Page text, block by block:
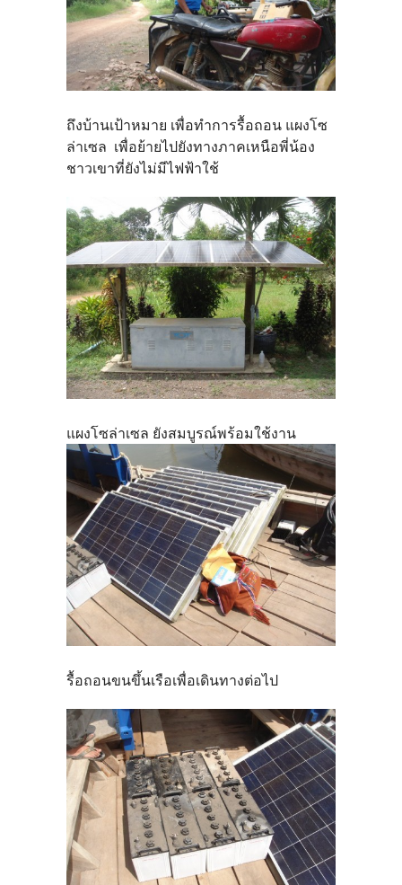
ถึงบ้านเป้าหมาย เพื่อทำการรื้อถอน แผงโซ
ล่าเซล เพื่อย้ายไปยังทางภาคเหนือพี่น้อง
ชาวเขาที่ยังไม่มีไฟฟ้าใช้
แผงโซล่าเซล ยังสมบูรณ์พร้อมใช้งาน
รื้อถอนขนขึ้นเรือเพื่อเดินทางต่อไป